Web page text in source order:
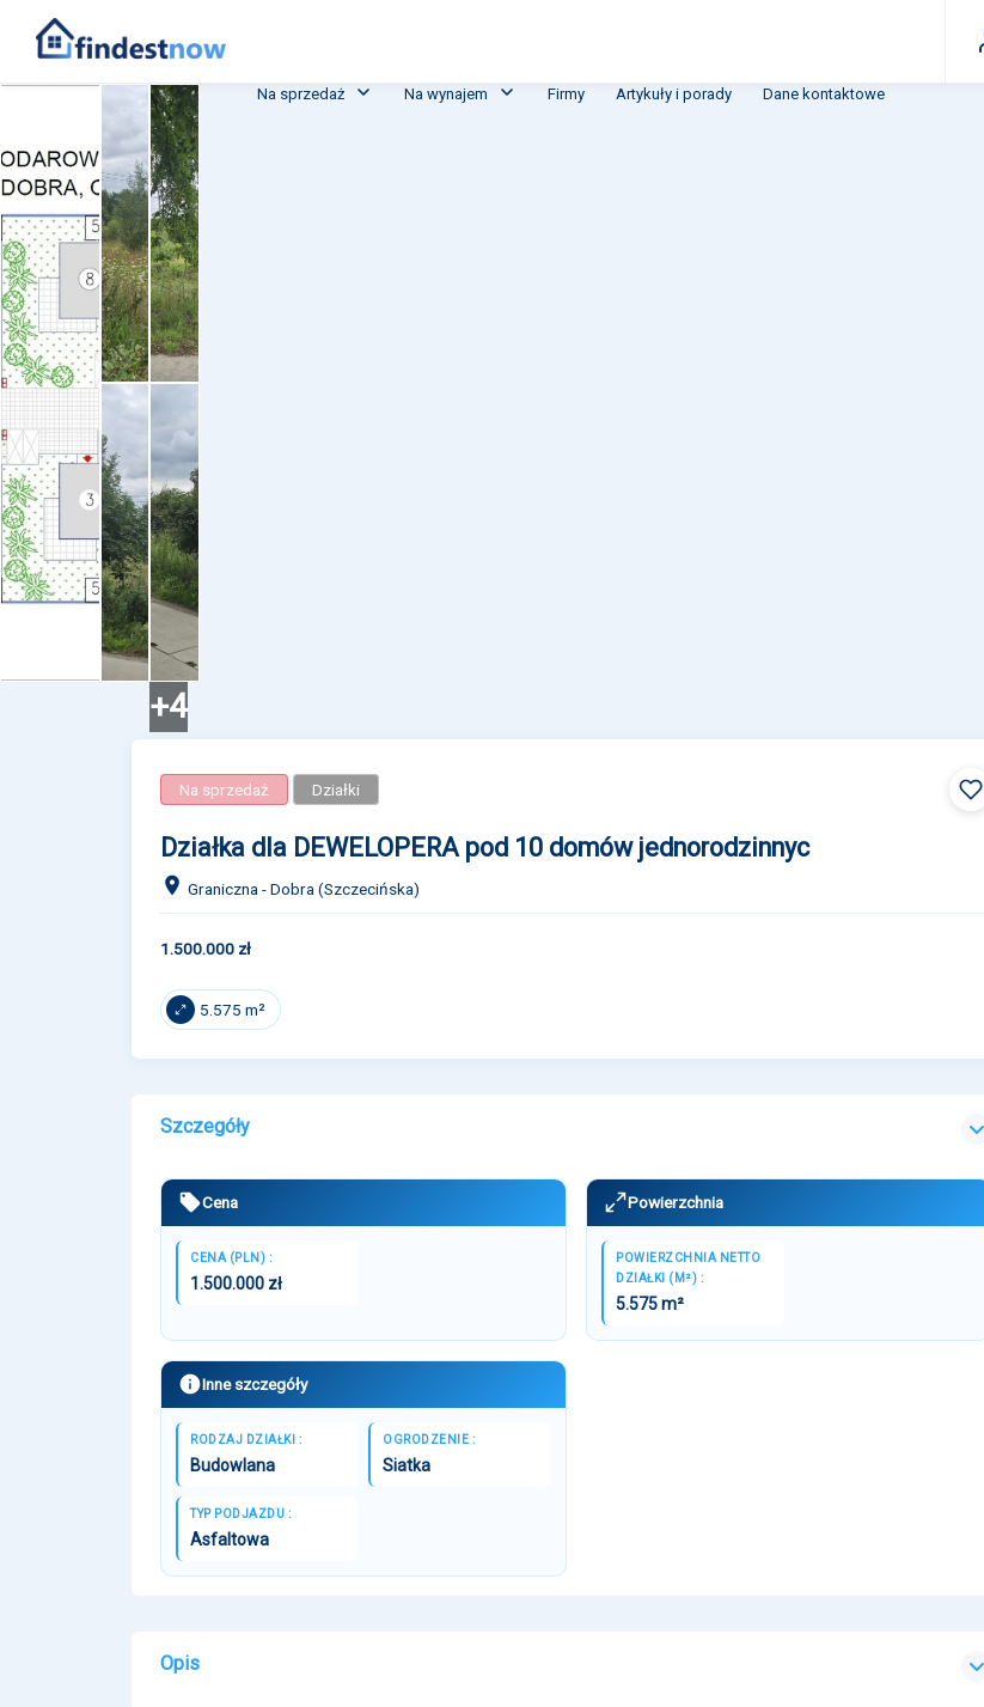
Na sprzedaż Na wynajem Firmy Artykuły i porady Dane kontaktowe
+4
Na sprzedaż Działki
Działka dla DEWELOPERA pod 10 domów jednorodzinnyc
Graniczna - Dobra (Szczecińska)
1.500.000 zł
5.575 m²
Szczegóły
Cena
CENA (PLN) :
1.500.000 zł
Powierzchnia
POWIERZCHNIA NETTO
DZIAŁKI (M²) :
5.575 m²
Inne szczegóły
RODZAJ DZIAŁKI :
Budowlana
OGRODZENIE :
Siatka
TYP PODJAZDU :
Asfaltowa
Opis